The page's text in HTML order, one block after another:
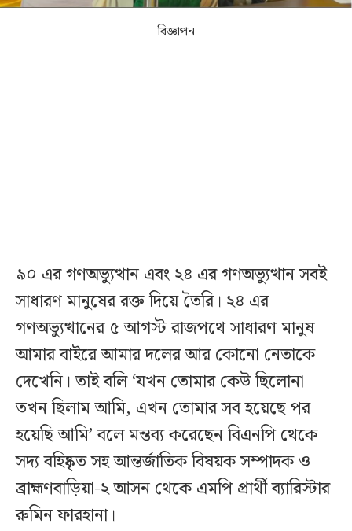
বিজ্ঞাপন
৯০ এর গণঅভ্যুত্থান এবং ২৪ এর গণঅভ্যুত্থান সবই
সাধারণ মানুষের রক্ত দিয়ে তৈরি। ২৪ এর
গণঅভ্যুত্থানের ৫ আগস্ট রাজপথে সাধারণ মানুষ
আমার বাইরে আমার দলের আর কোনো নেতাকে
দেখেনি। তাই বলি ‘যখন তোমার কেউ ছিলোনা
তখন ছিলাম আমি, এখন তোমার সব হয়েছে পর
হয়েছি আমি’ বলে মন্তব্য করেছেন বিএনপি থেকে
সদ্য বহিষ্কৃত সহ আন্তর্জাতিক বিষয়ক সম্পাদক ও
ব্রাহ্মণবাড়িয়া-২ আসন থেকে এমপি প্রার্থী ব্যারিস্টার
রুমিন ফারহানা।